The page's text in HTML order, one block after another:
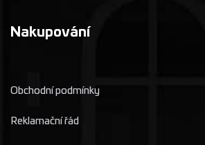
Nakupování
Obchodní podmínky
Reklamační řád